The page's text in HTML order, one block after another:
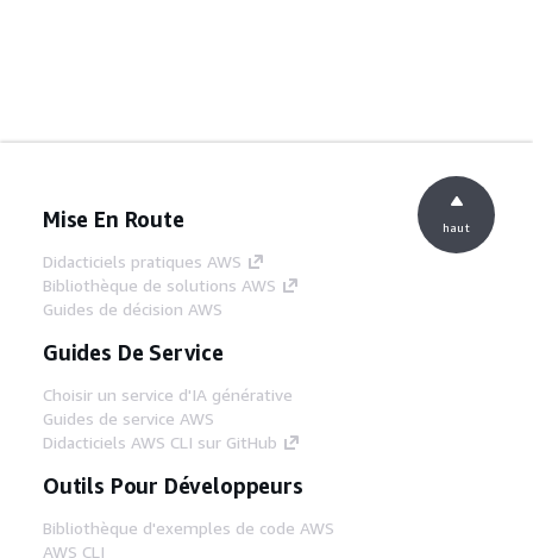
Mise En Route
Didacticiels pratiques AWS
Bibliothèque de solutions AWS
Guides de décision AWS
Guides De Service
Choisir un service d'IA générative
Guides de service AWS
Didacticiels AWS CLI sur GitHub
Outils Pour Développeurs
Bibliothèque d'exemples de code AWS
AWS CLI
haut